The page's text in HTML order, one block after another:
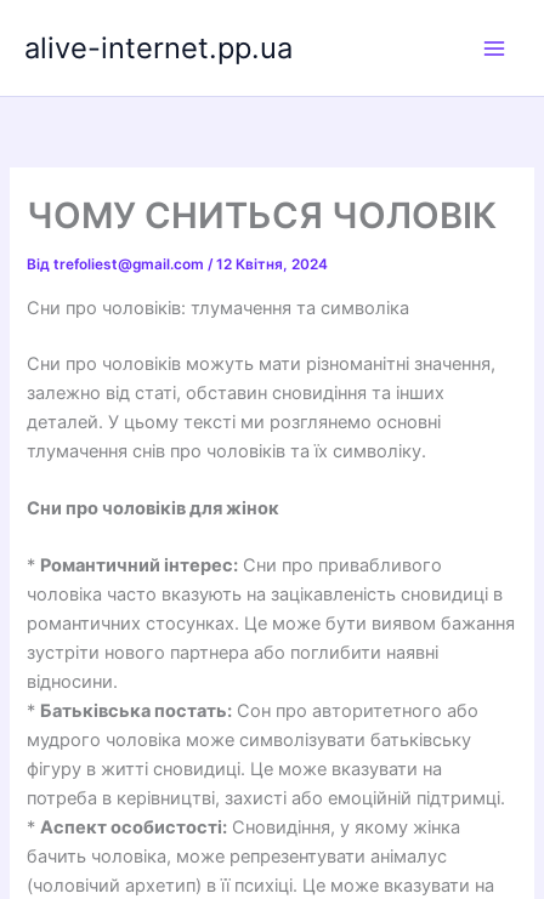
alive-internet.pp.ua
ЧОМУ СНИТЬСЯ ЧОЛОВІК
Відtrefoliest@gmail.com/12 Квітня, 2024
Сни про чоловіків: тлумачення та символіка
Сни про чоловіків можуть мати різноманітні значення,
залежно від статі, обставин сновидіння та інших
деталей. У цьому тексті ми розглянемо основні
тлумачення снів про чоловіків та їх символіку.
Сни про чоловіків для жінок
* Романтичний інтерес: Сни про привабливого
чоловіка часто вказують на зацікавленість сновидиці в
романтичних стосунках. Це може бути виявом бажання
зустріти нового партнера або поглибити наявні
відносини.
* Батьківська постать: Сон про авторитетного або
мудрого чоловіка може символізувати батьківську
фігуру в житті сновидиці. Це може вказувати на
потреба в керівництві, захисті або емоційній підтримці.
*Аспект особистості: Сновидіння, у якому жінка
бачить чоловіка, може репрезентувати анімалус
(чоловічий архетип) в її психіці. Це може вказувати на